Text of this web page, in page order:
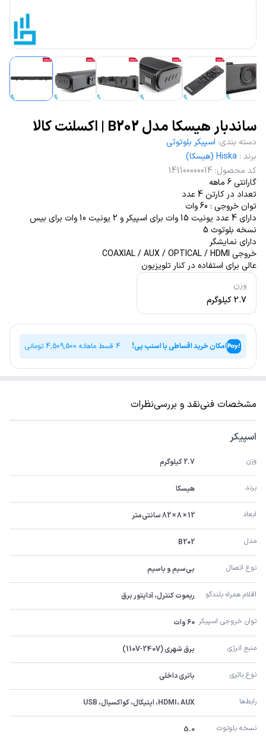
ساندبار هیسکا مدل B202 | اکسلنت کالا
وزن
2.7 کیلوگرم
دسته بندی: اسپیکر بلوتوثی
برند : Hiska (هیسکا)
کد محصول:
141100000014
گارانتی 6 ماهه
تعداد در کارتن 4 عدد
توان خروجی : 60 وات
دارای 4 عدد یونیت 15 وات برای اسپیکر و 2 یونیت 10 وات برای بیس
نسخه بلوتوث 5
دارای نمایشگر
خروجی COAXIAL / AUX / OPTICAL / HDMI
عالی برای استفاده در کنار تلویزیون
امکان خرید اقساطی با اسنپ پی! 4 قسط ماهانه 4,509,500 تومانی
مشخصات فنینقد و بررسینظرات
اسپیکر
وزن 2.7 کیلوگرم
برند هیسکا
ابعاد 12 × 8 × 82 سانتی‌متر
مدل B202
نوع اتصال بی‌سیم و باسیم
اقلام همراه بلندگو ریموت کنترل، آداپتور برق
توان خروجی اسپیکر 60 وات
منبع انرژی برق شهری (110V-240V)
نوع باتری باتری داخلی
رابط‌ها HDMI، AUX، اپتیکال، کواکسیال، USB
نسخه بلوتوث 5.0